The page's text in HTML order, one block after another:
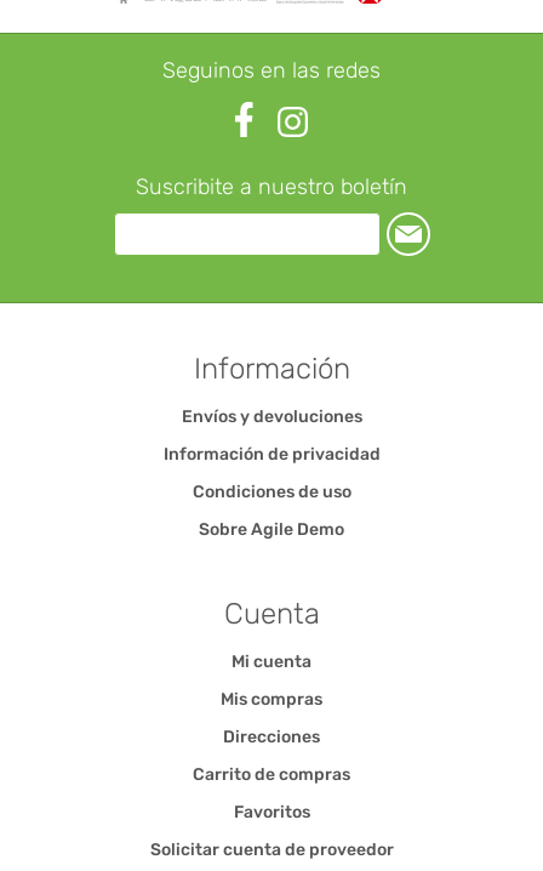
Seguinos en las redes
Suscribite a nuestro boletín
Información
Envíos y devoluciones
Información de privacidad
Condiciones de uso
Sobre Agile Demo
Cuenta
Mi cuenta
Mis compras
Direcciones
Carrito de compras
Favoritos
Solicitar cuenta de proveedor